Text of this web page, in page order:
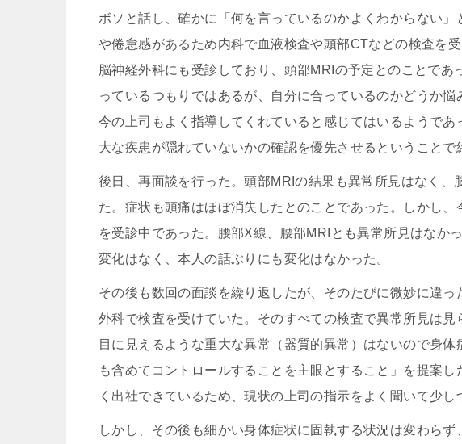
ボソと話し、確かに「何を言っているのかよくわからない
や倦怠感があるため内科で血液検査や頭部CTなどの検査を
脳神経外科にも受診しており、頭部MRIの予定とのことで
っているつもりではあるが、自分に合っているのかどうか
今の上司もよく指導してくれていると感じてはいるようで
大な疾患が隠れていないかの確認を優先させるということで
後日、再面談を行った。頭部MRIの結果も異常所見はなく、
た。症状も頭痛はほぼ消失したとのことであった。しかし
を受診中であった。腰部X線、腰部MRIとも異常所見はなか
変化はなく、本人の話ぶりにも変化はなかった。
その後も数回の面談を繰り返したが、そのたびに微妙に違
外科で検査を受けていた。そのすべての検査で異常所見は
目に見えるような重大な異常（器質的異常）はないので身
も含めてコントロールすることを主眼とすること」を提案
く出社できているため、現状の上司の指示をよく聞いて少し
しかし、その後も細かい身体症状に固執する状況は変わら